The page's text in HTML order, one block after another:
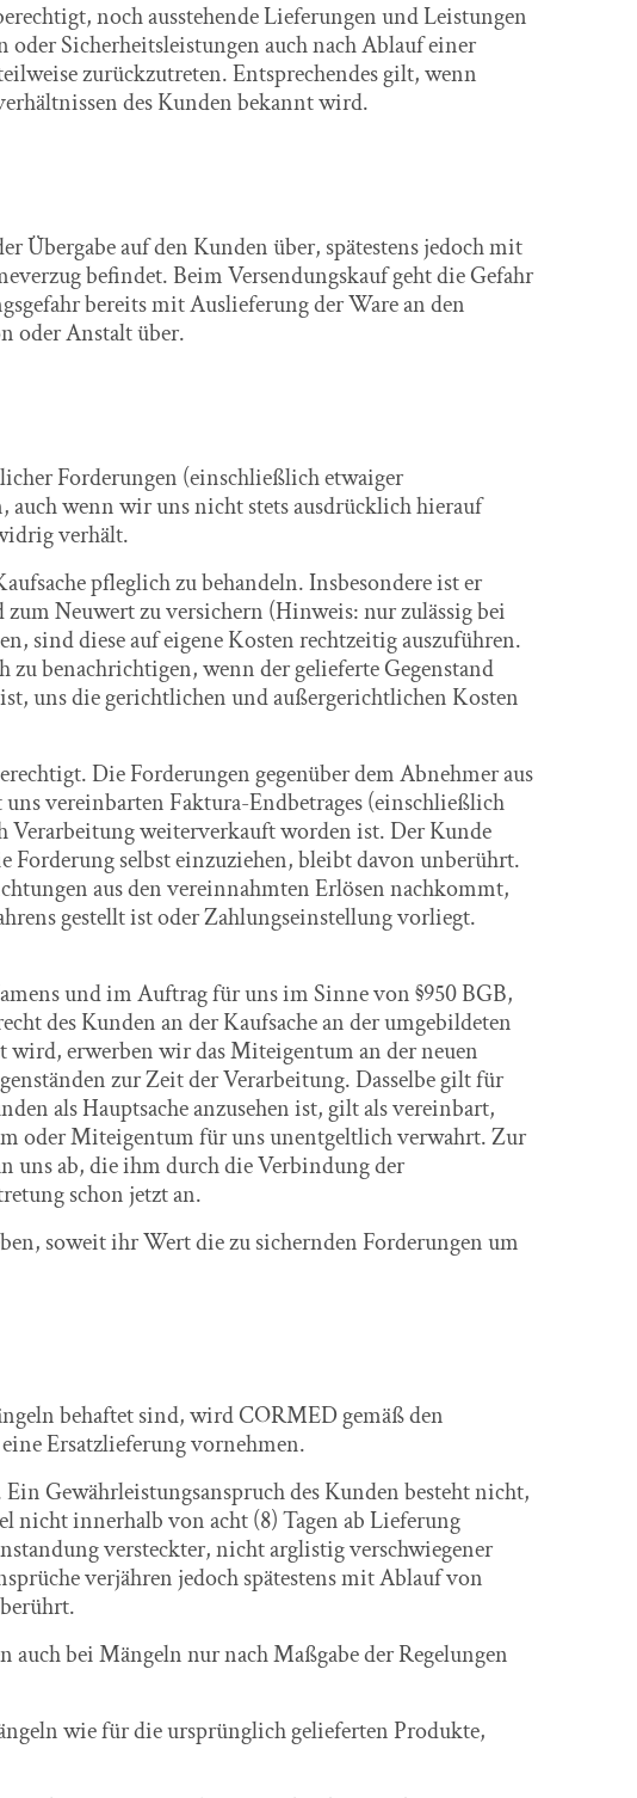
noch ausstehende Lieferungen und Leistungen
Sicherheitsleistungen auch nach Ablauf einer
zurückzutreten. Entsprechendes gilt, wenn
des Kunden bekannt wird.
Übergabe auf den Kunden über, spätestens jedoch mit
befindet. Beim Versendungskauf geht die Gefahr
bereits mit Auslieferung der Ware an den
oder Anstalt über.
Forderungen (einschließlich etwaiger
wenn wir uns nicht stets ausdrücklich hierauf
verhält.
pfleglich zu behandeln. Insbesondere ist er
zum Neuwert zu versichern (Hinweis: nur zulässig bei
sind diese auf eigene Kosten rechtzeitig auszuführen.
benachrichtigen, wenn der gelieferte Gegenstand
uns die gerichtlichen und außergerichtlichen Kosten
Die Forderungen gegenüber dem Abnehmer aus
vereinbarten Faktura-Endbetrages (einschließlich
Verarbeitung weiterverkauft worden ist. Der Kunde
Forderung selbst einzuziehen, bleibt davon unberührt.
aus den vereinnahmten Erlösen nachkommt,
gestellt ist oder Zahlungseinstellung vorliegt.
und im Auftrag für uns im Sinne von §950 BGB,
des Kunden an der Kaufsache an der umgebildeten
wird, erwerben wir das Miteigentum an der neuen
zur Zeit der Verarbeitung. Dasselbe gilt für
als Hauptsache anzusehen ist, gilt als vereinbart,
oder Miteigentum für uns unentgeltlich verwahrt. Zur
uns ab, die ihm durch die Verbindung der
schon jetzt an.
soweit ihr Wert die zu sichernden Forderungen um
behaftet sind, wird CORMED gemäß den
Ersatzlieferung vornehmen.
Gewährleistungsanspruch des Kunden besteht nicht,
nicht innerhalb von acht (8) Tagen ab Lieferung
versteckter, nicht arglistig verschwiegener
verjähren jedoch spätestens mit Ablauf von
auch bei Mängeln nur nach Maßgabe der Regelungen
wie für die ursprünglich gelieferten Produkte,